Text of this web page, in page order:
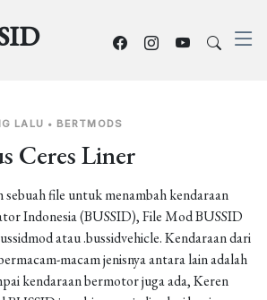
LALU • BERTMODS
Ceres Liner
file untuk menambah kendaraan
Indonesia (BUSSID), File Mod BUSSID
atau .bussidvehicle. Kendaraan dari
macam jenisnya antara lain adalah
kendaraan bermotor juga ada, Keren